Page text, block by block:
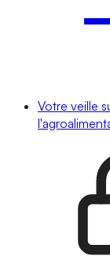
Votre veille